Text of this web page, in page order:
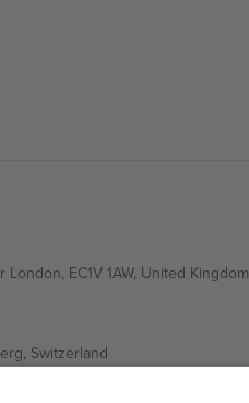
EC1V 1AW, United Kingdom
Switzerland